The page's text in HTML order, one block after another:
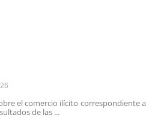
el comercio ilícito correspondiente a
de las ...